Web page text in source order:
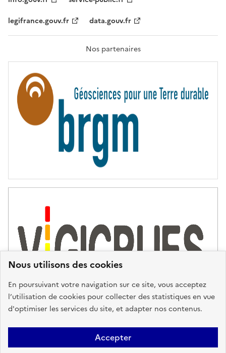
Nous utilisons des cookies
En poursuivant votre navigation sur ce site, vous acceptez
l’utilisation de cookies pour collecter des statistiques en vue
d'optimiser les services du site, et adapter nos contenus.
Accepter
F
A
T
R
T
É
legifrance.gouv.fr
data.gouv.fr
Nos partenaires
Plan du site Accessibilité : partiellement conforme
Mentions
Légales
Données personnelles Gestion des cookies FAQ